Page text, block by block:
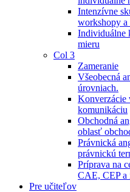
Intenzívne
workshopy a
Individuálne
mieru
Col 3
Zameranie
Všeobecná
úrovniach.
Konverzácie
komunikáciu
Obchodná
oblasť
Právnická
právnickú
Príprava na
CAE, CEP a
Pre učiteľov